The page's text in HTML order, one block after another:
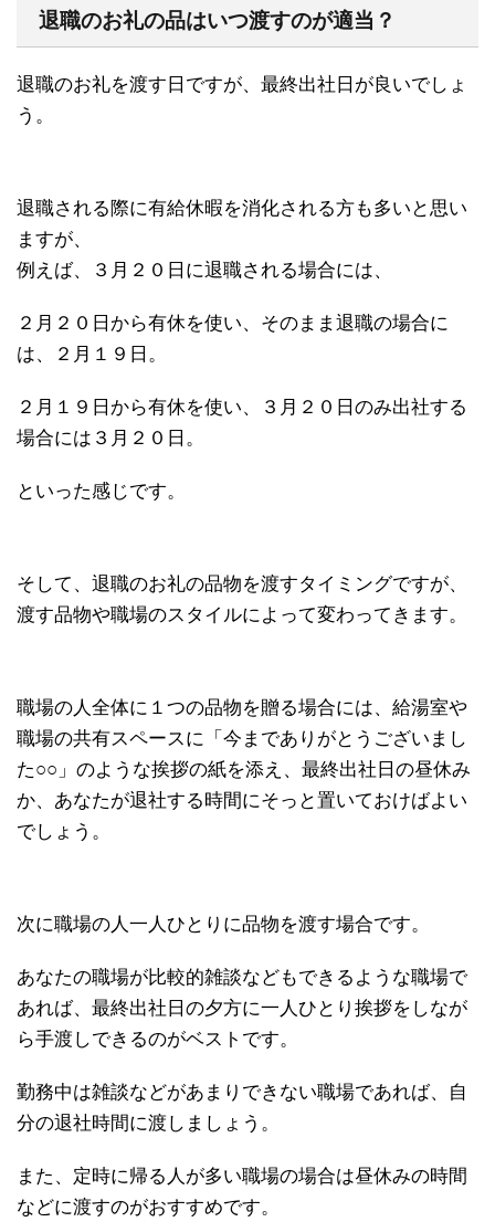
退職のお礼の品はいつ渡すのが適当？
退職のお礼を渡す日ですが、最終出社日が良いでしょ
う。
退職される際に有給休暇を消化される方も多いと思い
ますが、
例えば、３月２０日に退職される場合には、
２月２０日から有休を使い、そのまま退職の場合に
は、２月１９日。
２月１９日から有休を使い、３月２０日のみ出社する
場合には３月２０日。
といった感じです。
そして、退職のお礼の品物を渡すタイミングですが、
渡す品物や職場のスタイルによって変わってきます。
職場の人全体に１つの品物を贈る場合には、給湯室や
職場の共有スペースに「今までありがとうございまし
た○○」のような挨拶の紙を添え、最終出社日の昼休み
か、あなたが退社する時間にそっと置いておけばよい
でしょう。
次に職場の人一人ひとりに品物を渡す場合です。
あなたの職場が比較的雑談などもできるような職場で
あれば、最終出社日の夕方に一人ひとり挨拶をしなが
ら手渡しできるのがベストです。
勤務中は雑談などがあまりできない職場であれば、自
分の退社時間に渡しましょう。
また、定時に帰る人が多い職場の場合は昼休みの時間
などに渡すのがおすすめです。